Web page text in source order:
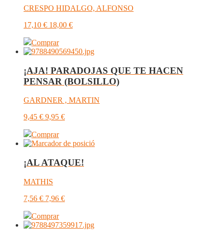
CRESPO HIDALGO, ALFONSO
17,10 € 18,00 €
Comprar
¡AJA! PARADOJAS QUE TE HACEN
PENSAR (BOLSILLO)
GARDNER , MARTIN
9,45 € 9,95 €
Comprar
¡AL ATAQUE!
MATHIS
7,56 € 7,96 €
Comprar